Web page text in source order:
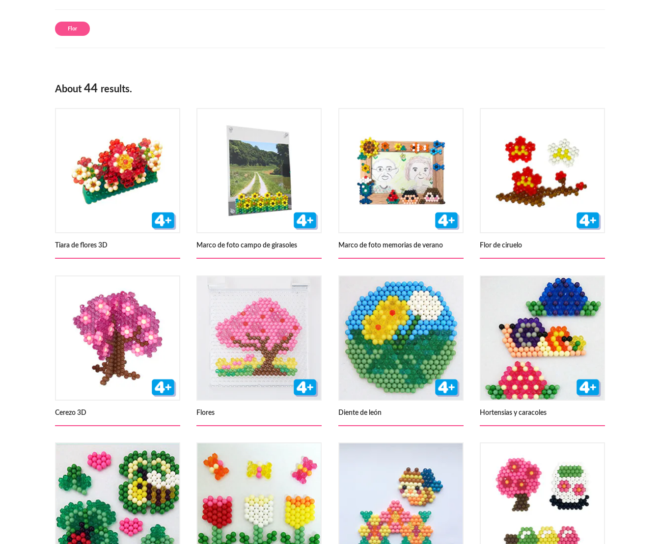
Flor
About 44 results.
Tiara de flores 3D Marco de foto campo de girasoles Marco de foto memorias de verano Flor de ciruelo
Cerezo 3D Flores Diente de león Hortensias y caracoles